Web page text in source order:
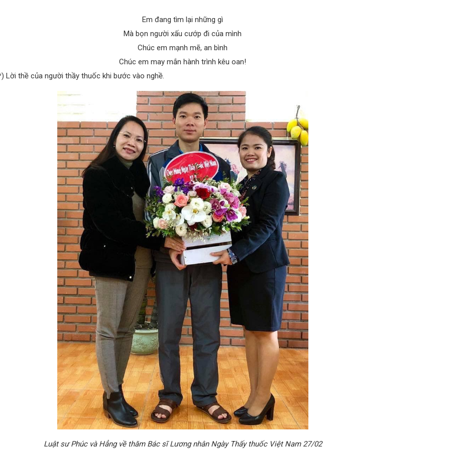
Em đang tìm lại những gì
Mà bọn người xấu cướp đi của mình
Chúc em mạnh mẽ, an bình
Chúc em may mắn hành trình kêu oan!
Lời thề của người thầy thuốc khi bước vào nghề.
Luật sư Phúc và Hẳng về thăm Bác sĩ Lương nhân Ngày Thấy thuốc Việt Nam 27/02